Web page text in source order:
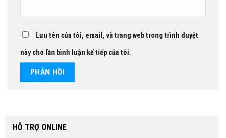
Lưu tên của tôi, email, và trang web trong trình duyệt
này cho lần bình luận kế tiếp của tôi.
HỖ TRỢ ONLINE